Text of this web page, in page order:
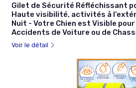
Gilet de Sécurité Réfléchissant
Haute visibilité, activités à
Nuit - Votre Chien est Visible
Accidents de Voiture ou de
Voir le détail